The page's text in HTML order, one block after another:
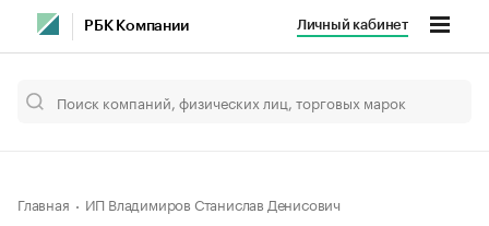
РБК Компании Личный кабинет
Главная ИП Владимиров Станислав Денисович